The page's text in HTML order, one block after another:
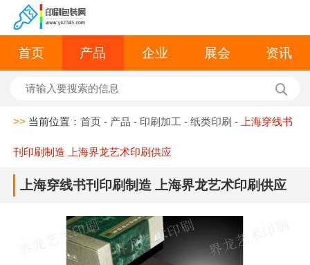
首页 产品 企业 展会 资讯
>> 当前位置：首页 - 产品 - 印刷加工 -纸类印刷 - 上海穿线书
刊印刷制造 上海界龙艺术印刷供应
上海穿线书刊印刷制造 上海界龙艺术印刷供应